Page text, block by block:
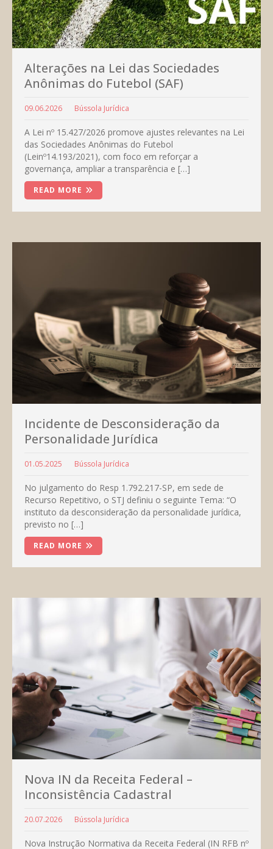
Alterações na Lei das Sociedades
Anônimas do Futebol (SAF)
09.06.2026 Bússola Jurídica
A Lei nº 15.427/2026 promove ajustes relevantes na Lei
das Sociedades Anônimas do Futebol
(Leinº14.193/2021), com foco em reforçar a
governança, ampliar a transparência e […]
READ MORE
Incidente de Desconsideração da
Personalidade Jurídica
01.05.2025 Bússola Jurídica
No julgamento do Resp 1.792.217-SP, em sede de
Recurso Repetitivo, o STJ definiu o seguinte Tema: “O
instituto da desconsideração da personalidade jurídica,
previsto no […]
READ MORE
Nova IN da Receita Federal –
Inconsistência Cadastral
20.07.2026 Bússola Jurídica
Nova Instrução Normativa da Receita Federal (IN RFB nº